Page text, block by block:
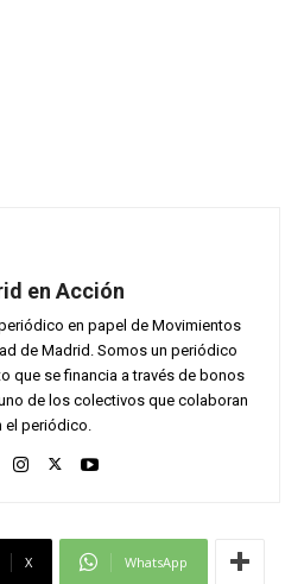
en Acción
en papel de Movimientos
de Madrid. Somos un periódico
que se financia a través de bonos
de los colectivos que colaboran
el periódico.
X WhatsApp